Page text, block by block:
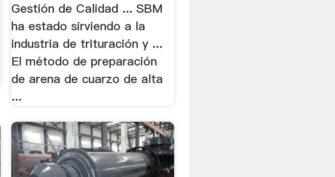
Gestión de Calidad ... SBM
ha estado sirviendo a la
industria de trituración y ...
El método de preparación
de arena de cuarzo de alta
...